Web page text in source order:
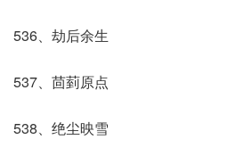
536、劫后余生
537、茴菿原点
538、绝尘映雪